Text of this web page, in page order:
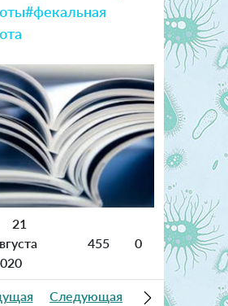
#фекальная
21
455 0
Следующая